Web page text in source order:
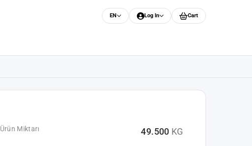
EN Log In Cart
Ürün Miktarı 49.500 KG